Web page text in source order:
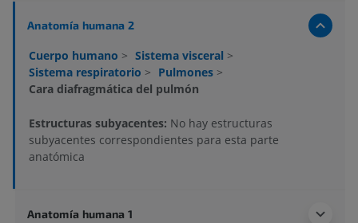
Anatomía humana 2
Cuerpo humano > Sistema visceral >
Sistema respiratorio > Pulmones >
Cara diafragmática del pulmón
Estructuras subyacentes: No hay estructuras
subyacentes correspondientes para esta parte
anatómica
Anatomía humana 1